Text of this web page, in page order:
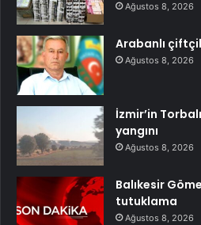
Ağustos 8, 2026
Arabanlı
Ağustos 8, 2026
İzmir’in
yangını
Ağustos 8, 2026
Balıkesir
tutuklama
Ağustos 8, 2026